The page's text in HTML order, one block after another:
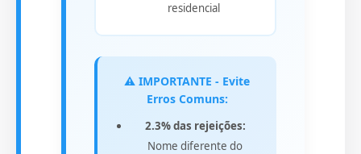
residencial
⚠️ IMPORTANTE - Evite
Erros Comuns:
2.3% das rejeições:
Nome diferente do